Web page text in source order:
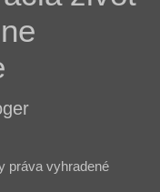
práva vyhradené